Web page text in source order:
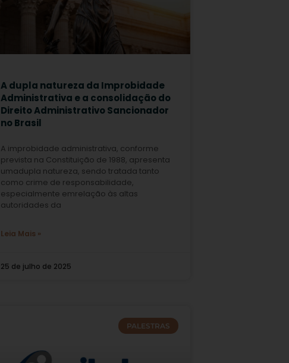
A dupla natureza da Improbidade
Administrativa e a consolidação do
Direito Administrativo Sancionador
no Brasil
A improbidade administrativa, conforme
prevista na Constituição de 1988, apresenta
umadupla natureza, sendo tratada tanto
como crime de responsabilidade,
especialmente emrelação às altas
autoridades da
Leia Mais »
25 de julho de 2025
PALESTRAS